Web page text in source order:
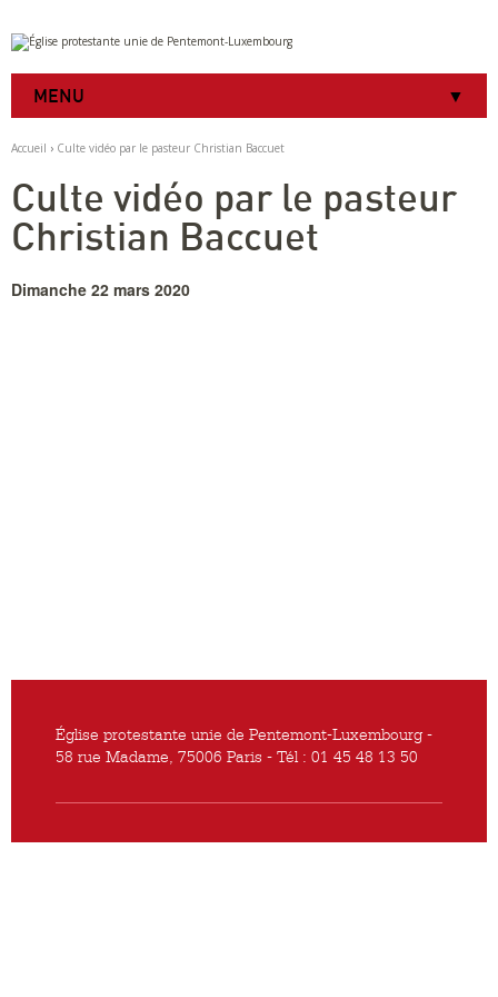
Aller
au
contenu.
à
navigation
Outils
personnels
MENU
Accueil › Culte vidéo par le pasteur Christian Baccuet
Culte vidéo par le pasteur
Christian Baccuet
Dimanche 22 mars 2020
Église protestante unie de Pentemont-Luxembourg -
58 rue Madame, 75006 Paris - Tél : 01 45 48 13 50